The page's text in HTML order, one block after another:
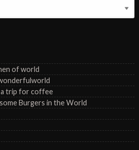
of world
a trip for coffee
Burgers in the World